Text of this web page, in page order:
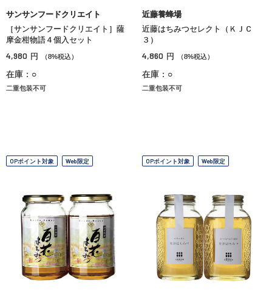
サンサンフードクリエイト
［サンサンフードクリエイト］薩
摩金柑物語４個入セット
4,980 円 （8%税込）
在庫：○
二重包装不可
近藤養蜂場
近藤はちみつセレクト（ＫＪＣ
３）
4,860 円 （8%税込）
在庫：○
二重包装不可
OPポイント対象 Web限定 OPポイント対象 Web限定